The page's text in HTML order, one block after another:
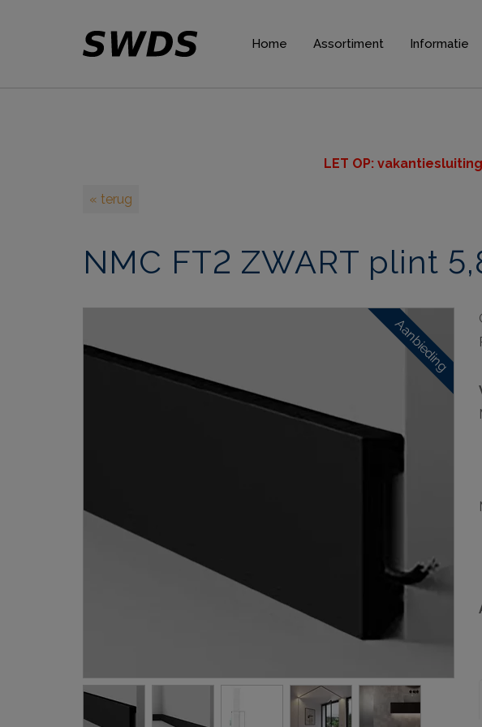
Home Assortiment
Verlichtingsprofielen
Decoratieve elementen
Lijmen & gereedschappen
Schilderij ophangsysteem
Informatie
LET OP: v
« terug
NMC FT2 ZWART plint
Aanbieding